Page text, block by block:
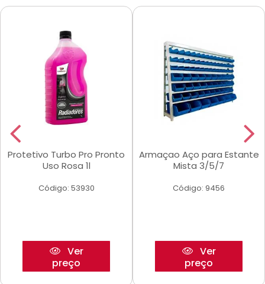
Protetivo Turbo Pro Pronto
Uso Rosa 1l
Código: 53930
Ver
preço
Armaçao Aço para Estante
Mista 3/5/7
Código: 9456
Ver
preço